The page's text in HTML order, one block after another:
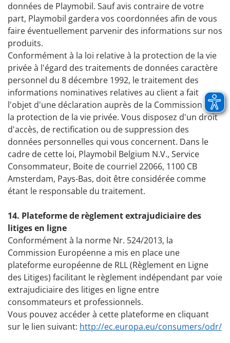
données de Playmobil. Sauf avis contraire de votre
part, Playmobil gardera vos coordonnées afin de vous
faire éventuellement parvenir des informations sur nos
produits.
Conformément à la loi relative à la protection de la vie
privée à l'égard des traitements de données caractère
personnel du 8 décembre 1992, le traitement des
informations nominatives relatives au client a fait
l'objet d'une déclaration auprès de la Commission de
la protection de la vie privée. Vous disposez d'un droit
d'accès, de rectification ou de suppression des
données personnelles qui vous concernent. Dans le
cadre de cette loi, Playmobil Belgium N.V., Service
Consommateur, Boite de courriel 22066, 1100 CB
Amsterdam, Pays-Bas, doit être considérée comme
étant le responsable du traitement.
14. Plateforme de règlement extrajudiciaire des
litiges en ligne
Conformément à la norme Nr. 524/2013, la
Commission Européenne a mis en place une
plateforme européenne de RLL (Règlement en Ligne
des Litiges) facilitant le règlement indépendant par voie
extrajudiciaire des litiges en ligne entre
consommateurs et professionnels.
Vous pouvez accéder à cette plateforme en cliquant
sur le lien suivant: http://ec.europa.eu/consumers/odr/